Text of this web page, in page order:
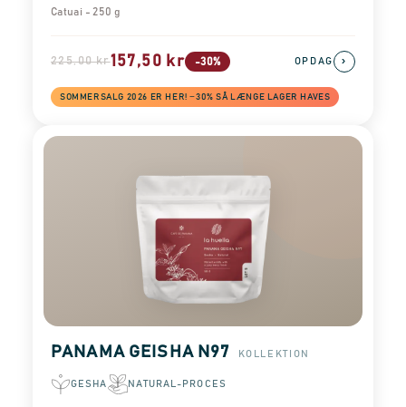
Catuai - 250 g
225,00 kr157,50 kr -30%
SOMMERSALG 2026 ER HER! −30% SÅ LÆNGE LAGER HAVES
OPDAG ›
PANAMA GEISHA N97 KOLLEKTION
GESHA NATURAL-PROCES